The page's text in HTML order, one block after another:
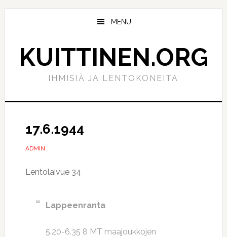
Hyppää
Hyppää
MENU
KUITTINEN.ORG
IHMISIÄ JA LENTOKONEITA
17.6.1944
ADMIN
Lentolaivue 34
Lappeenranta
5.20-6.35 8 MT maajoukkojen